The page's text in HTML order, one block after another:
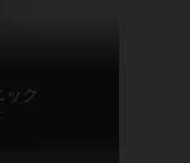
ック